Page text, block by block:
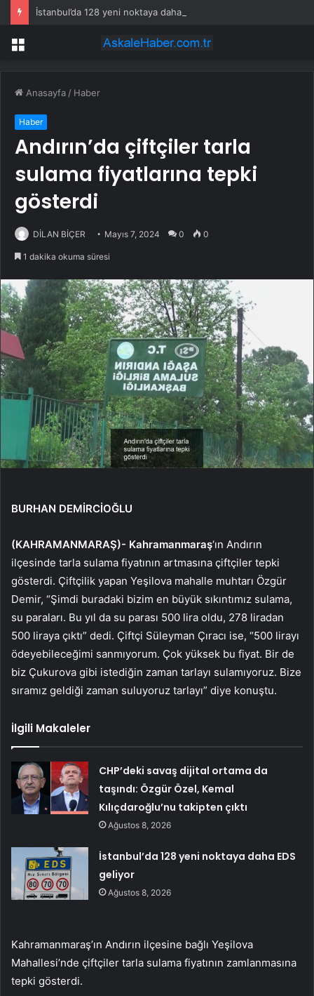
İstanbul’da 128 yeni noktaya daha EDS geliyor
Menü
Anasayfa / Haber
Haber
Andırın’da çiftçiler tarla
sulama fiyatlarına tepki
gösterdi
DİLAN BİÇER Mayıs 7, 2024 0 0
1 dakika okuma süresi
BURHAN DEMİRCİOĞLU
(KAHRAMANMARAŞ)- Kahramanmaraş‘ın Andırın
ilçesinde tarla sulama fiyatının artmasına çiftçiler tepki
gösterdi. Çiftçilik yapan Yeşilova mahalle muhtarı Özgür
Demir, “Şimdi buradaki bizim en büyük sıkıntımız sulama,
su paraları. Bu yıl da su parası 500 lira oldu, 278 liradan
500 liraya çıktı” dedi. Çiftçi Süleyman Çıracı ise, “500 lirayı
ödeyebileceğimi sanmıyorum. Çok yüksek bu fiyat. Bir de
biz Çukurova gibi istediğin zaman tarlayı sulamıyoruz. Bize
sıramız geldiği zaman suluyoruz tarlayı” diye konuştu.
İlgili Makaleler
CHP’deki savaş dijital ortama da
taşındı: Özgür Özel, Kemal
Kılıçdaroğlu’nu takipten çıktı
Ağustos 8, 2026
İstanbul’da 128 yeni noktaya daha EDS
geliyor
Ağustos 8, 2026
Kahramanmaraş’ın Andırın ilçesine bağlı Yeşilova
Mahallesi’nde çiftçiler tarla sulama fiyatının zamlanmasına
tepki gösterdi.